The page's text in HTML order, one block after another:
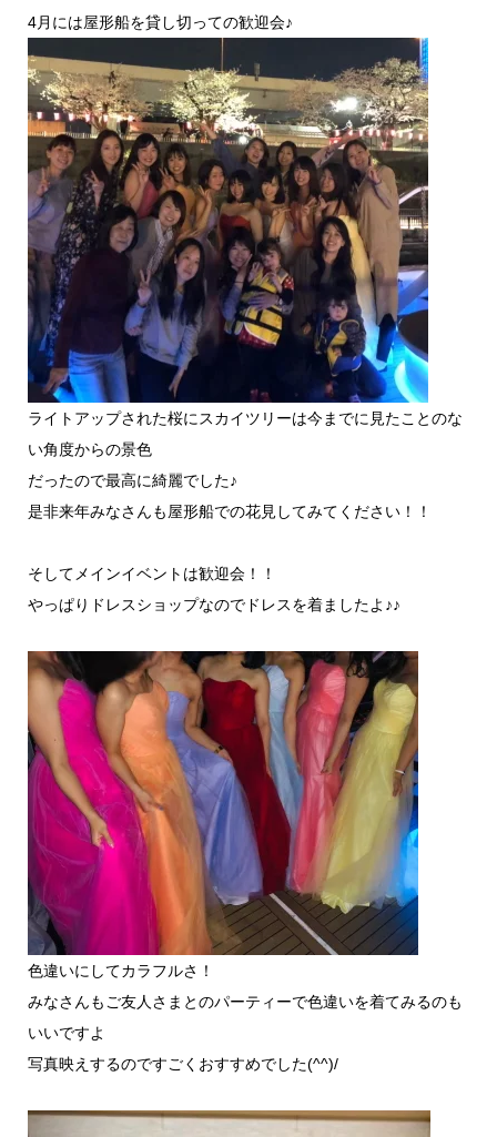
4月には屋形船を貸し切っての歓迎会♪
ライトアップされた桜にスカイツリーは今までに見たことのな
い角度からの景色
だったので最高に綺麗でした♪
是非来年みなさんも屋形船での花見してみてください！！
そしてメインイベントは歓迎会！！
やっぱりドレスショップなのでドレスを着ましたよ♪♪
色違いにしてカラフルさ！
みなさんもご友人さまとのパーティーで色違いを着てみるのも
いいですよ
写真映えするのですごくおすすめでした(^^)/